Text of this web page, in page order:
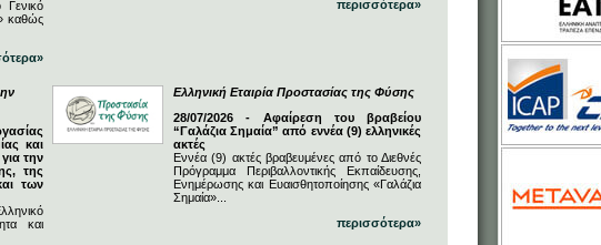
Γενικό
καθώς
περισσότερα»
και
την
της
των
και
Ελληνική Εταιρία Προστασίας της Φύσης
28/07/2026 - Αφαίρεση του βραβείου
“Γαλάζια Σημαία” από εννέα (9) ελληνικές
ακτές
Εννέα (9) ακτές βραβευμένες από το Διεθνές
Πρόγραμμα Περιβαλλοντικής Εκπαίδευσης,
Ενημέρωσης και Ευαισθητοποίησης «Γαλάζια
Σημαία»...
περισσότερα»